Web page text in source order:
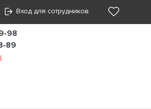
Вход для сотрудников
98
89